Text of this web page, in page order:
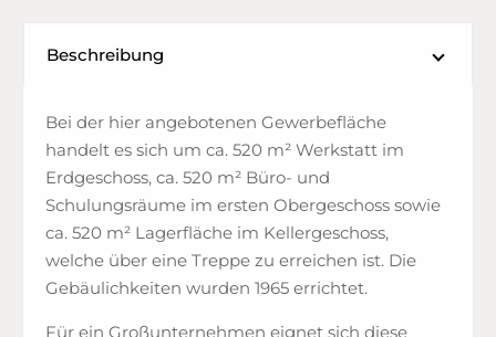
Beschreibung
Bei der hier angebotenen Gewerbefläche
handelt es sich um ca. 520 m² Werkstatt im
Erdgeschoss, ca. 520 m² Büro- und
Schulungsräume im ersten Obergeschoss sowie
ca. 520 m² Lagerfläche im Kellergeschoss,
welche über eine Treppe zu erreichen ist. Die
Gebäulichkeiten wurden 1965 errichtet.
Für ein Großunternehmen eignet sich diese